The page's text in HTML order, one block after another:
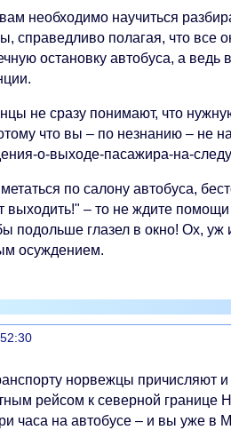
необходимо научиться
справедливо полагая, что все
остановку автобуса, а
не сразу понимают, что
что вы – по незнанию – не
о-выходе-пасажира-на-
по салону автобуса,
– то не ждите помощи
подольше глазел в окно! Ох, уж
осуждением.
норвежцы причисляют
рейсом к северной границе
часа на автобусе – и вы уже в